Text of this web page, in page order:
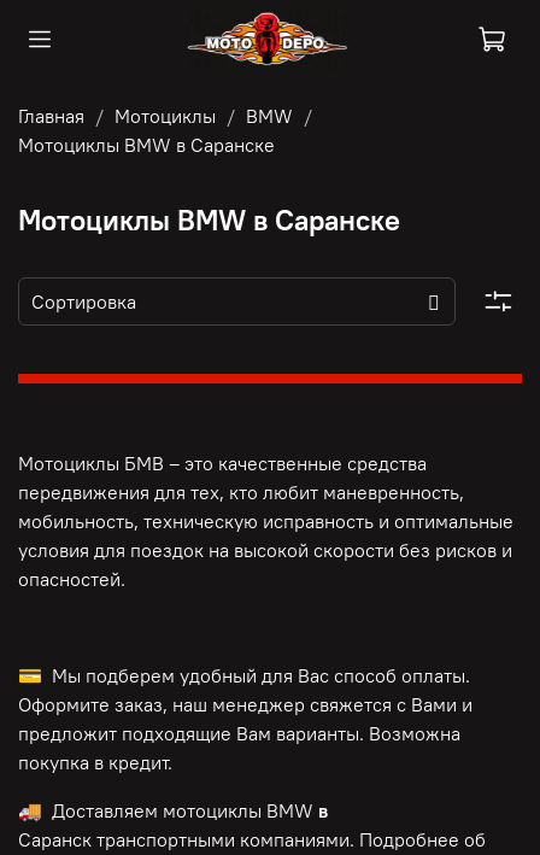
Главная Мотоциклы
BMW
Мотоциклы BMW в Саранске
Мотоциклы BMW в Саранске
Мотоциклы БМВ – это качественные средства
передвижения для тех, кто любит маневренность,
мобильность, техническую исправность и оптимальные
условия для поездок на высокой скорости без рисков и
опасностей.
💳 Мы подберем удобный для Вас способ оплаты.
Оформите заказ, наш менеджер свяжется с Вами и
предложит подходящие Вам варианты. Возможна
покупка в кредит.
🚚 Доставляем мотоциклы BMW в
Саранск транспортными компаниями. Подробнее об